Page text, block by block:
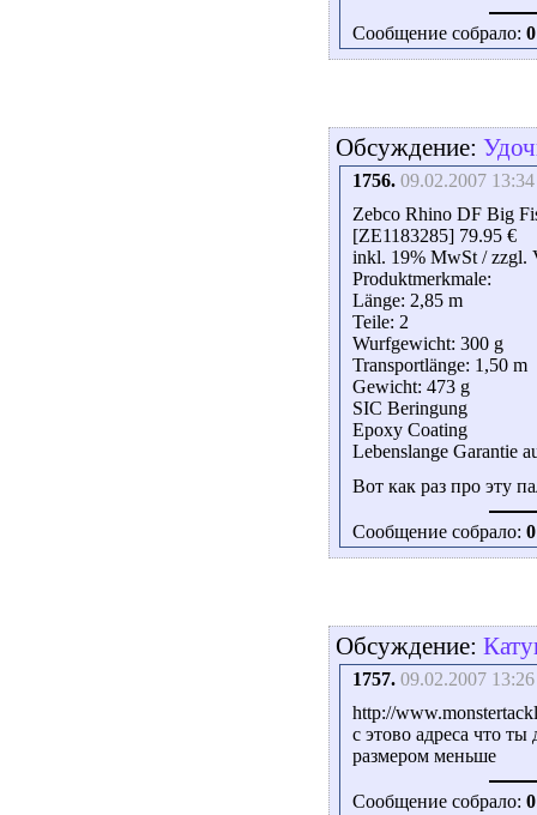
Сообщение собрало: 0
Обсуждение:
1756. 09.02.2007 13:34
Zebco Rhino DF Big
[ZE1183285] 79.95 €
inkl. 19% MwSt / zzgl.
Produktmerkmale:
Länge: 2,85 m
Teile: 2
Wurfgewicht: 300 g
Transportlänge: 1,50 m
Gewicht: 473 g
SIC Beringung
Epoxy Coating
Lebenslange Garantie
Вот как раз про эту
Сообщение собрало: 0
Обсуждение:
1757. 09.02.2007 13:26
http://
с этово адреса что
размером меньше
Сообщение собрало: 0